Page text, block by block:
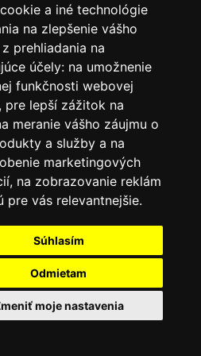
a iné technológie
na zlepšenie vášho
prehliadania na
účely: na umožnenie
funkčnosti webovej
pre lepší zážitok na
meranie vášho záujmu o
a služby a na
marketingových
, na zobrazovanie reklám
pre vás relevantnejšie.
Súhlasím
Odmietam
moje nastavenia
Kontakt
Ochrana osobných
údajov
Slovenská agentúra životného
životného prostredia SR,
životného prostredia
Vysoký kontrast
agentúra životného
životného prostredia